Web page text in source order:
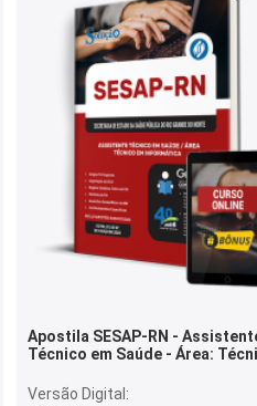
Apostila SESAP-RN -
Técnico em Saúde - Área:
Versão Digital: